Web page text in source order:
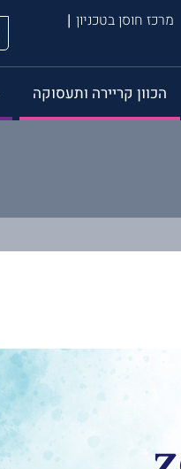
מרכז חוסן בטכניון
הכוון קריירה ותעסוקה